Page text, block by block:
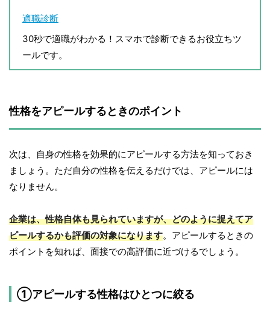
適職診断
30秒で適職がわかる！スマホで診断できるお役立ちツ
ールです。
性格をアピールするときのポイント
次は、自身の性格を効果的にアピールする方法を知っておき
ましょう。ただ自分の性格を伝えるだけでは、アピールには
なりません。
企業は、性格自体も見られていますが、どのように捉えてア
ピールするかも評価の対象になります。アピールするときの
ポイントを知れば、面接での高評価に近づけるでしょう。
①アピールする性格はひとつに絞る